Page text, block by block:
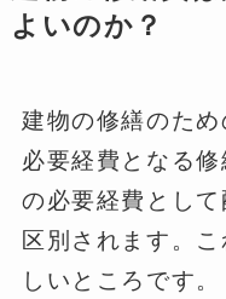
よいのか？
建物の修繕のた
必要経費となる
の必要経費とし
区別されます。
しいところです。